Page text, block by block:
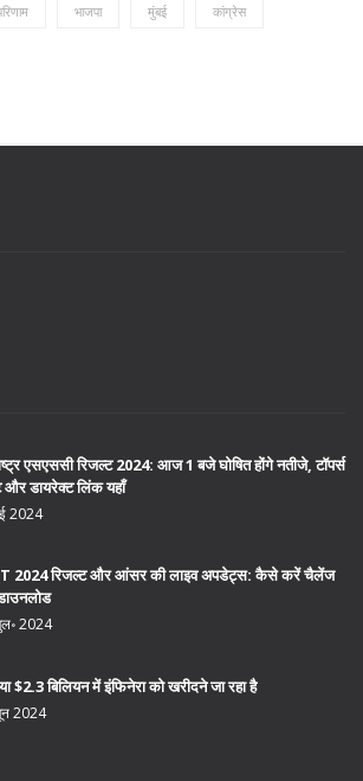
भाजपा मुंबई कांग्रेस
एसएससी रिजल्ट 2024: आज 1 बजे घोषित होंगे नतीजे, टॉपर्स
और डायरेक्ट लिंक यहाँ
2024
2024 रिजल्ट और आंसर की लाइव अपडेट्स: कैसे करें चैलेंज
2024
$2.3 बिलियन में इंफिनेरा को खरीदने जा रहा है
2024